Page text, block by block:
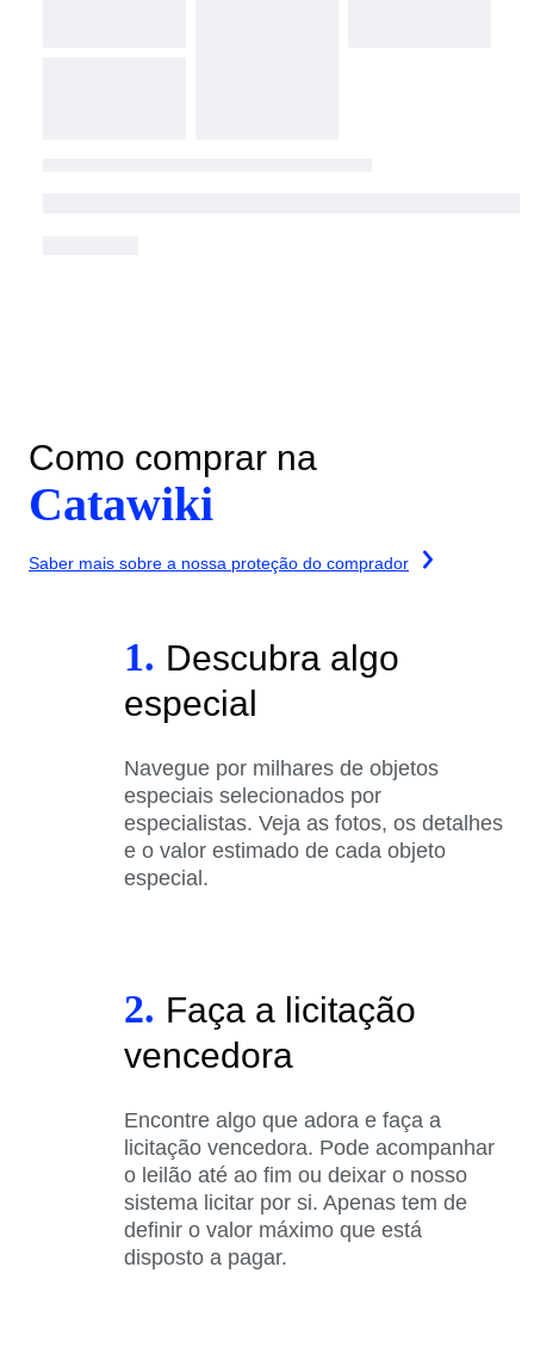
Como comprar na
Catawiki
Saber mais sobre a nossa proteção do comprador
1. Descubra algo
especial
Navegue por milhares de objetos
especiais selecionados por
especialistas. Veja as fotos, os detalhes
e o valor estimado de cada objeto
especial.
2. Faça a licitação
vencedora
Encontre algo que adora e faça a
licitação vencedora. Pode acompanhar
o leilão até ao fim ou deixar o nosso
sistema licitar por si. Apenas tem de
definir o valor máximo que está
disposto a pagar.